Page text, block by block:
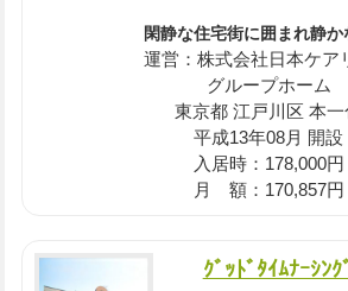
閑静な住宅街に囲まれ静か
運営：株式会社日本ケア
グループホーム
東京都 江戸川区 本一
平成13年08月 開設
入居時：178,000円
月 額：170,857円
ｸﾞｯﾄﾞﾀｲﾑﾅｰｼﾝｸ